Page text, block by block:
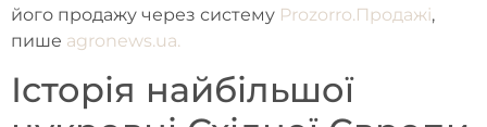
його продажу через систему Prozorro.Продажі,
пише agronews.ua.
Історія найбільшої